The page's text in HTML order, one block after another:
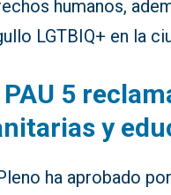
humanos,
LGTBIQ+ en la
PAU 5
y
ha aprobado